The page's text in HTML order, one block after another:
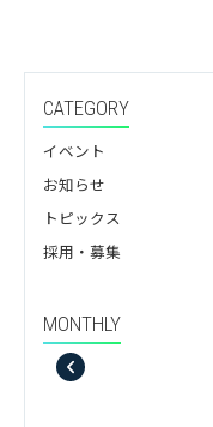
CATEGORY
イベント
お知らせ
トピックス
採用・募集
MONTHLY